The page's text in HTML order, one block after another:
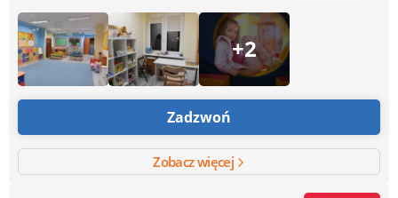
+2
Zadzwoń
Zobacz więcej